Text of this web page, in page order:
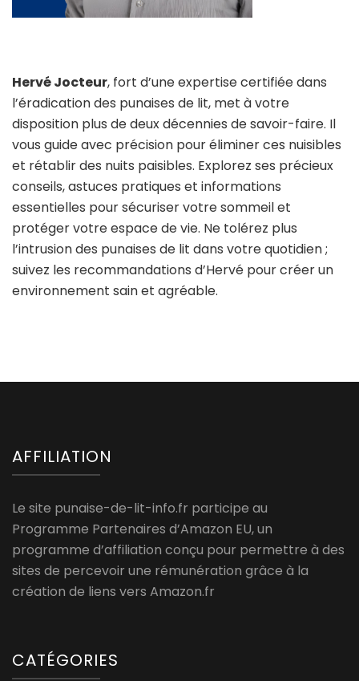
Hervé Jocteur, fort d’une expertise certifiée dans
l’éradication des punaises de lit, met à votre
disposition plus de deux décennies de savoir-faire. Il
vous guide avec précision pour éliminer ces nuisibles
et rétablir des nuits paisibles. Explorez ses précieux
conseils, astuces pratiques et informations
essentielles pour sécuriser votre sommeil et
protéger votre espace de vie. Ne tolérez plus
l’intrusion des punaises de lit dans votre quotidien ;
suivez les recommandations d’Hervé pour créer un
environnement sain et agréable.
AFFILIATION
Le site punaise-de-lit-info.fr participe au
Programme Partenaires d’Amazon EU, un
programme d’affiliation conçu pour permettre à des
sites de percevoir une rémunération grâce à la
création de liens vers Amazon.fr
CATÉGORIES